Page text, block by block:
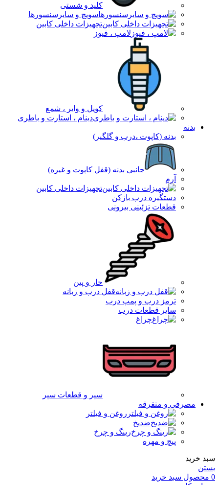
کلید و شستی
سویچ و سایرسنسورها
تجهیزات داخلی کابین
لامپ ، فیوز
کویل و وایر ، شمع
دینام ، استارت و باطری
بدنه
بدنه (کاپوت ،درب و گلگیر)
جانبی بدنه (قفل کاپوت و غیره)
آرم
تجهیزات داخلی کابین
دستگیره درب بازکن
قطعات تزئینی بیرونی
خار و پین
قفل درب و زبانه
ترمز درب و پمپ درب
سایر قطعات درب
چراغ
سپر و قطعات سپر
مصرفی و متفرقه
روغن و فیلتر
ضدیخ
رینگ و چرخ
پیچ و مهره
سبد خرید
بستن
0 محصول سبد خرید